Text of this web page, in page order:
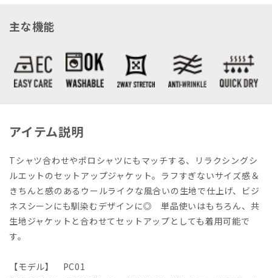
主な機能
アイテム説明
Tシャツ合わせやポロシャツにもマッチする、リラクシングシ
ルエットのセットアップジャケット。ラフすぎないサイズ感＆
きちんと感のあるウールライクな風合いの生地で仕上げ、ビジ
ネスシーンにも馴染むデザインに◎ 単品使いはもちろん、共
生地ジャケットと合わせてセットアップとしても着用可能で
す。
【モデル】 PC01